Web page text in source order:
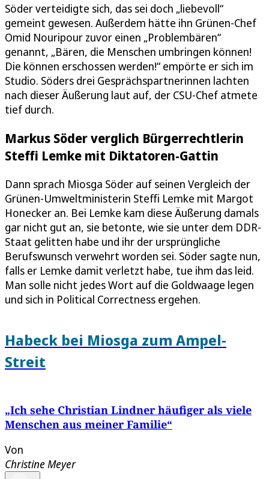
Söder verteidigte sich, das sei doch „liebevoll“
gemeint gewesen. Außerdem hätte ihn Grünen-Chef
Omid Nouripour zuvor einen „Problembären“
genannt, „Bären, die Menschen umbringen können!
Die können erschossen werden!“ empörte er sich im
Studio. Söders drei Gesprächspartnerinnen lachten
nach dieser Äußerung laut auf, der CSU-Chef atmete
tief durch.
Markus Söder verglich Bürgerrechtlerin
Steffi Lemke mit Diktatoren-Gattin
Dann sprach Miosga Söder auf seinen Vergleich der
Grünen-Umweltministerin Steffi Lemke mit Margot
Honecker an. Bei Lemke kam diese Äußerung damals
gar nicht gut an, sie betonte, wie sie unter dem DDR-
Staat gelitten habe und ihr der ursprüngliche
Berufswunsch verwehrt worden sei. Söder sagte nun,
falls er Lemke damit verletzt habe, tue ihm das leid.
Man solle nicht jedes Wort auf die Goldwaage legen
und sich in Political Correctness ergehen.
Habeck bei Miosga zum Ampel-
Streit
„Ich sehe Christian Lindner häufiger als viele
Menschen aus meiner Familie“
Von
Christine Meyer